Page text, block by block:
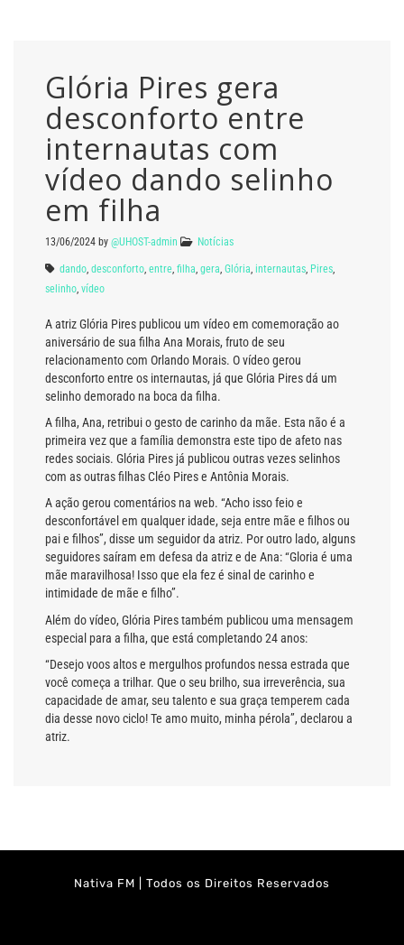
Glória Pires gera
desconforto entre
internautas com
vídeo dando selinho
em filha
13/06/2024 by @UHOST-admin Notícias
dando desconforto entre filha gera Glória internautas Pires
selinho vídeo
A atriz Glória Pires publicou um vídeo em comemoração ao
aniversário de sua filha Ana Morais, fruto de seu
relacionamento com Orlando Morais. O vídeo gerou
desconforto entre os internautas, já que Glória Pires dá um
selinho demorado na boca da filha.
A filha, Ana, retribui o gesto de carinho da mãe. Esta não é a
primeira vez que a família demonstra este tipo de afeto nas
redes sociais. Glória Pires já publicou outras vezes selinhos
com as outras filhas Cléo Pires e Antônia Morais.
A ação gerou comentários na web. “Acho isso feio e
desconfortável em qualquer idade, seja entre mãe e filhos ou
pai e filhos”, disse um seguidor da atriz. Por outro lado, alguns
seguidores saíram em defesa da atriz e de Ana: “Gloria é uma
mãe maravilhosa! Isso que ela fez é sinal de carinho e
intimidade de mãe e filho”.
Além do vídeo, Glória Pires também publicou uma mensagem
especial para a filha, que está completando 24 anos:
“Desejo voos altos e mergulhos profundos nessa estrada que
você começa a trilhar. Que o seu brilho, sua irreverência, sua
capacidade de amar, seu talento e sua graça temperem cada
dia desse novo ciclo! Te amo muito, minha pérola”, declarou a
atriz.
Nativa FM | Todos os Direitos Reservados